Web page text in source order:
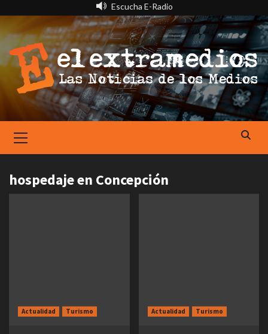
contenido
Escucha E-Radio
Menu
hospedaje en Concepción
Actualidad Turismo Actualidad Turismo